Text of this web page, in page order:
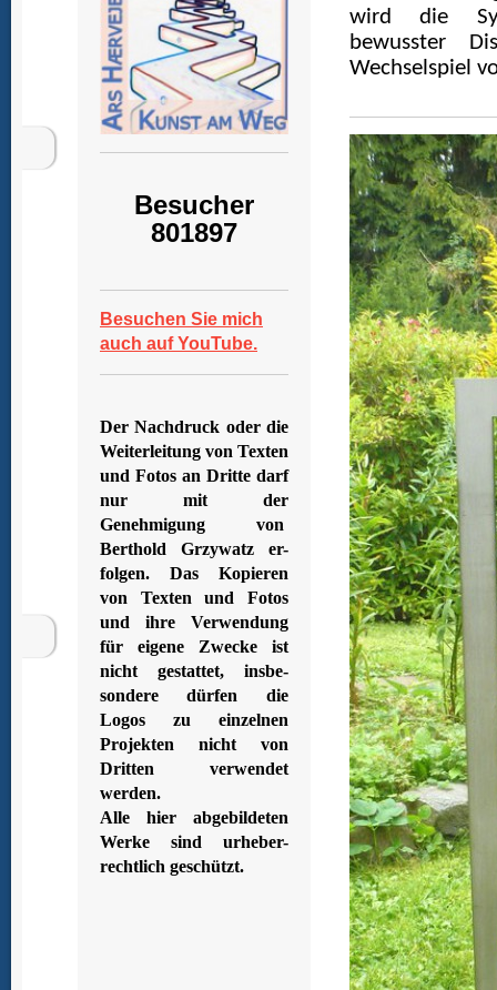
Besucher
801897
Besuchen Sie mich
auch auf YouTube.
Der Nachdruck oder die
Weiterleitung von Texten
und Fotos an Dritte darf
nur mit der
Genehmigung von
Berthold Grzywatz er-
folgen. Das Kopieren
von Texten und Fotos
und ihre Verwendung
für eigene Zwecke ist
nicht gestattet, insbe-
sondere dürfen die
Logos zu einzelnen
Projekten nicht von
Dritten verwendet
werden.
Alle hier abgebildeten
Werke sind urheber-
rechtlich geschützt.
wird die
bewusster
Wechselspiel